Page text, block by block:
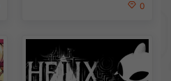
0